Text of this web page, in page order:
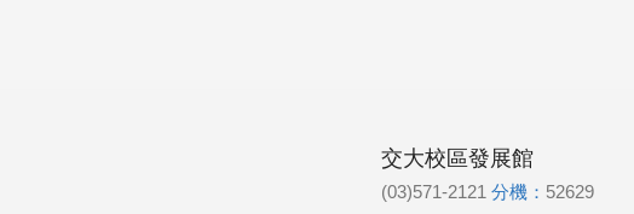
交大校區發展館
(03)571-2121 分機： 52629